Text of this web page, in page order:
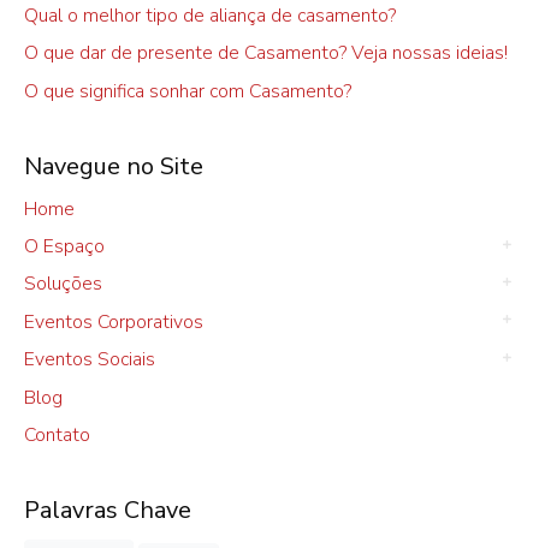
Qual o melhor tipo de aliança de casamento?
O que dar de presente de Casamento? Veja nossas ideias!
O que significa sonhar com Casamento?
Navegue no Site
Home
O Espaço
Soluções
Eventos Corporativos
Eventos Sociais
Blog
Contato
Palavras Chave